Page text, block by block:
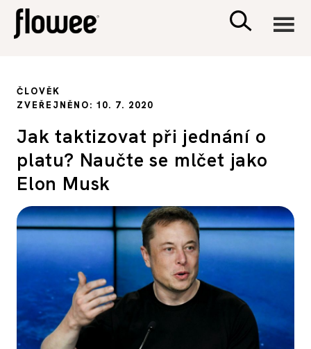
PSYCHOLOGIE
SEX A VZTAHY
PORADNA
ČLOVĚK
ZVEŘEJNĚNO: 10. 7. 2020
Jak taktizovat při jednání o
platu? Naučte se mlčet jako
Elon Musk